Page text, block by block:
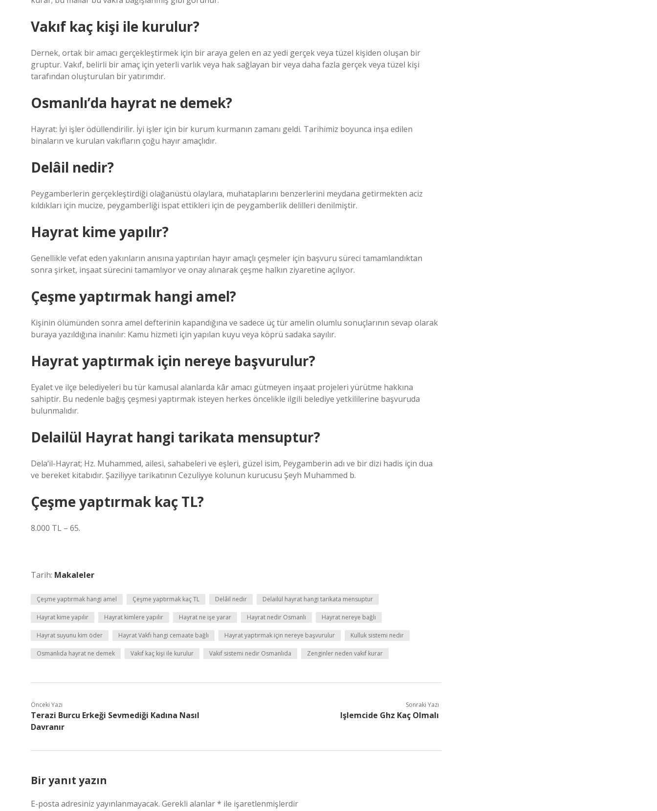
Vakıf kaç kişi ile kurulur?
Dernek, ortak bir amacı gerçekleştirmek için bir araya gelen en az yedi gerçek veya tüzel kişiden oluşan bir
gruptur. Vakıf, belirli bir amaç için yeterli varlık veya hak sağlayan bir veya daha fazla gerçek veya tüzel kişi
tarafından oluşturulan bir yatırımdır.
Osmanlı’da hayrat ne demek?
Hayrat: İyi işler ödüllendirilir. İyi işler için bir kurum kurmanın zamanı geldi. Tarihimiz boyunca inşa edilen
binaların ve kurulan vakıfların çoğu hayır amaçlıdır.
Delâil nedir?
Peygamberlerin gerçekleştirdiği olağanüstü olaylara, muhataplarını benzerlerini meydana getirmekten aciz
kıldıkları için mucize, peygamberliği ispat ettikleri için de peygamberlik delilleri denilmiştir.
Hayrat kime yapılır?
Genellikle vefat eden yakınların anısına yaptırılan hayır amaçlı çeşmeler için başvuru süreci tamamlandıktan
sonra şirket, inşaat sürecini tamamlıyor ve onay alınarak çeşme halkın ziyaretine açılıyor.
Çeşme yaptırmak hangi amel?
Kişinin ölümünden sonra amel defterinin kapandığına ve sadece üç tür amelin olumlu sonuçlarının sevap olarak
buraya yazıldığına inanılır: Kamu hizmeti için yapılan kuyu veya köprü sadaka sayılır.
Hayrat yaptırmak için nereye başvurulur?
Eyalet ve ilçe belediyeleri bu tür kamusal alanlarda kâr amacı gütmeyen inşaat projeleri yürütme hakkına
sahiptir. Bu nedenle bağış çeşmesi yaptırmak isteyen herkes öncelikle ilgili belediye yetkililerine başvuruda
bulunmalıdır.
Delailül Hayrat hangi tarikata mensuptur?
Dela‘il-Hayrat; Hz. Muhammed, ailesi, sahabeleri ve eşleri, güzel isim, Peygamberin adı ve bir dizi hadis için dua
ve bereket kitabıdır. Şaziliyye tarikatının Cezuliyye kolunun kurucusu Şeyh Muhammed b.
Çeşme yaptırmak kaç TL?
8.000 TL – 65.
Tarih: Makaleler
Çeşme yaptırmak hangi amel Çeşme yaptırmak kaç TL Delâil nedir Delailül hayrat hangi tarikata mensuptur
Hayrat kime yapılır Hayrat kimlere yapılır Hayrat ne işe yarar Hayrat nedir Osmanlı Hayrat nereye bağlı
Hayrat suyunu kim öder Hayrat Vakfı hangi cemaate bağlı Hayrat yaptırmak için nereye başvurulur Kulluk sistemi nedir
Osmanlıda hayrat ne demek Vakıf kaç kişi ile kurulur Vakıf sistemi nedir Osmanlıda Zenginler neden vakıf kurar
Önceki Yazı
Terazi Burcu Erkeği Sevmediği Kadına Nasıl
Davranır
Sonraki Yazı
Işlemcide Ghz Kaç Olmalı
Bir yanıt yazın
E-posta adresiniz yayınlanmayacak. Gerekli alanlar* ile işaretlenmişlerdir